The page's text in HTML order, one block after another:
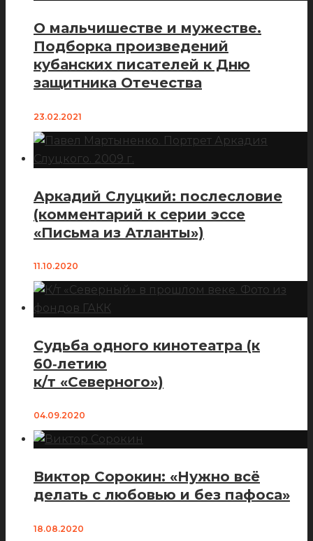
О мальчишестве и мужестве.
Подборка произведений
кубанских писателей к Дню
защитника Отечества
23.02.2021
Аркадий Слуцкий: послесловие
(комментарий к серии эссе
«Письма из Атланты»)
11.10.2020
Судьба одного кинотеатра (к
60‑летию
к/т «Северного»)
04.09.2020
Виктор Сорокин: «Нужно всё
делать с любовью и без пафоса»
18.08.2020